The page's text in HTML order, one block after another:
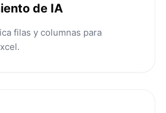
de IA
filas y columnas para